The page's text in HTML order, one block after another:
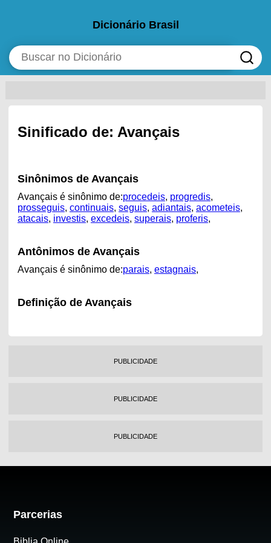
Dicionário Brasil
Sinificado de: Avançais
Sinônimos de Avançais
Avançais é sinônimo de:procedeis, progredis,
prosseguis, continuais, seguis, adiantais, acometeis,
atacais, investis, excedeis, superais, proferis,
Antônimos de Avançais
Avançais é sinônimo de:parais, estagnais,
Definição de Avançais
PUBLICIDADE
PUBLICIDADE
PUBLICIDADE
Parcerias